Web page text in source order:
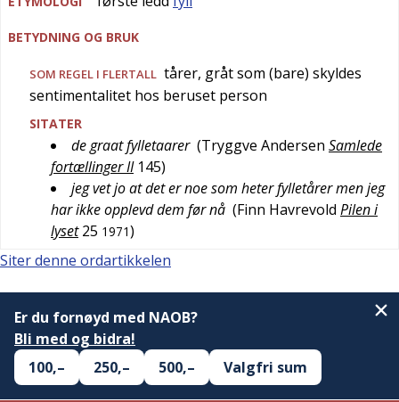
BETYDNING OG BRUK
SOM REGEL I FLERTALL tårer, gråt som (bare) skyldes
sentimentalitet hos beruset person
SITATER
de graat fylletaarer (Tryggve Andersen Samlede
fortællinger II 145)
jeg vet jo at det er noe som heter fylletårer men jeg
har ikke opplevd dem før nå (Finn Havrevold Pilen i
lyset 25 1971)
Siter denne ordartikkelen
Er du fornøyd med NAOB?
Bli med og bidra!
100,–
250,– 500,– Valgfri sum